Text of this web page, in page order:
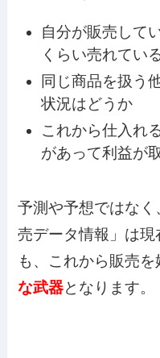
自分が販売して
くらい売れてい
同じ商品を扱う
状況はどうか
これから仕入れ
があって利益が
予測や予想ではな
売データ情報」は現
も、これから販売
な武器となります。